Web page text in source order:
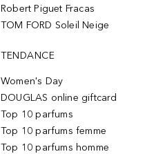
Robert Piguet Fracas
TOM FORD Soleil Neige
TENDANCE
Women's Day
DOUGLAS online giftcard
Top 10 parfums
Top 10 parfums femme
Top 10 parfums homme